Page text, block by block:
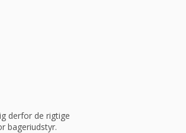
derfor de rigtige
bageriudstyr.